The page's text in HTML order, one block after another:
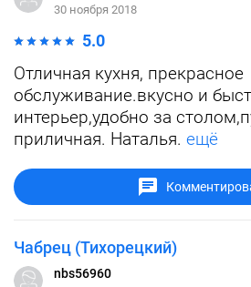
30 ноября 2018
5.0
Отличная кухня, прекрасное
обслуживание.вкусно и
интерьер,удобно за
приличная. Наталья. ещё
Чабрец (Тихорецкий)
nbs56960